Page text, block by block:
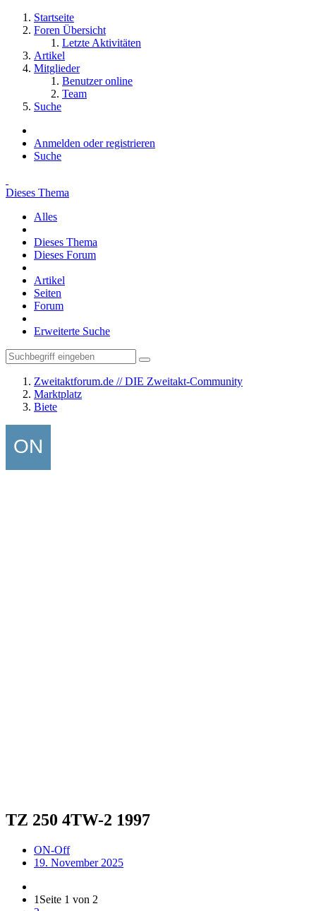
Startseite
Foren Übersicht
Letzte Aktivitäten
Artikel
Mitglieder
Benutzer online
Team
Suche
Anmelden oder registrieren
Suche
Dieses Thema
Alles
Dieses Thema
Dieses Forum
Artikel
Seiten
Forum
Erweiterte Suche
Zweitaktforum.de // DIE Zweitakt-Community
Marktplatz
Biete
TZ 250 4TW-2 1997
ON-Off
19. November 2025
1 Seite 1 von 2